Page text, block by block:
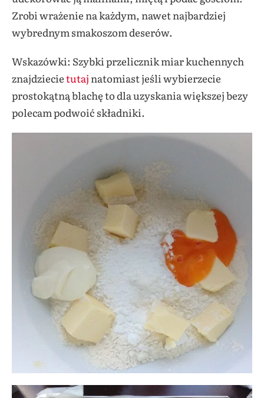
Zrobi wrażenie na każdym, nawet najbardziej
wybrednym smakoszom deserów.
Wskazówki: Szybki przelicznik miar kuchennych
znajdziecietutaj natomiast jeśli wybierzecie
prostokątną blachę to dla uzyskania większej bezy
polecam podwoić składniki.